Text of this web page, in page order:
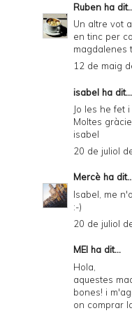
Ruben ha
Un altre vot
en tinc per
magdalenes
12 de maig
isabel ha dit...
Jo les he fet
Moltes
isabel
20 de juliol
Mercè ha
Isabel, me
:-)
20 de juliol
MEI ha dit...
Hola,
aquestes
bones! i
on comprar